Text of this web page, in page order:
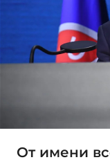
От имени